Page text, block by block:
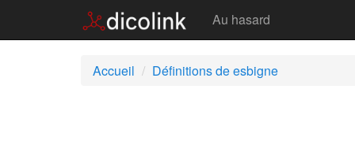
Au hasard
Accueil Définitions de esbigne
Esbigne